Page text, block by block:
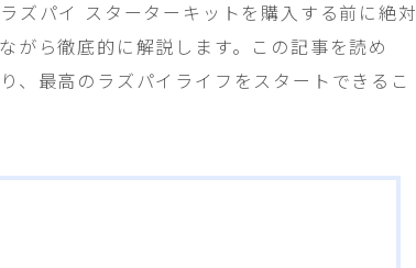
ズパイ スターターキットを購入する前に絶対
がら徹底的に解説します。この記事を読め
、最高のラズパイライフをスタートできるこ